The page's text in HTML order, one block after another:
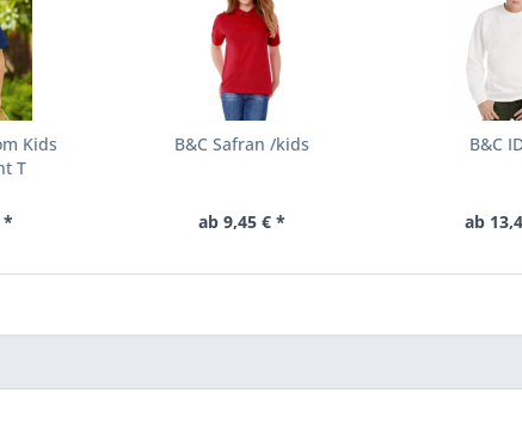
Kids
T
*
B&C Safran /kids
ab 9,45 € *
B&C
ab